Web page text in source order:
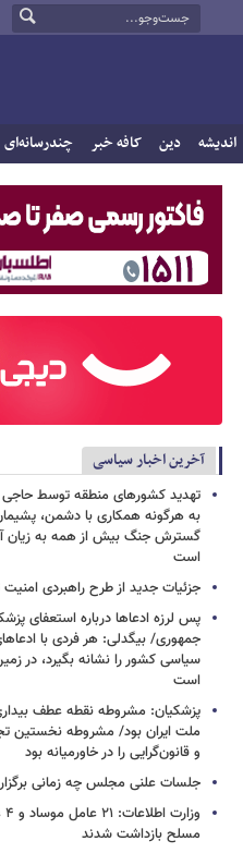
اندیشه دین کافه خبر چندرسانه‌ای
آخرین اخبار سیاسی
تهدید کشورهای منطقه توسط حاجی
به هرگونه همکاری با دشمن،
گسترش جنگ بیش از همه به زیان
است
جزئیات جدید از طرح راهبردی
پس لرزه ادعاها درباره استعفای
جمهوری/ بیگدلی: هر فردی با
سیاسی کشور را نشانه بگیرد، در
است
پزشکیان: مشروطه نقطه عطف
ملت ایران بود/ مشروطه نخستین
و قانون‌گرایی را در خاورمیانه بود
جلسات علنی مجلس چه زمانی
مسلح بازداشت شدند